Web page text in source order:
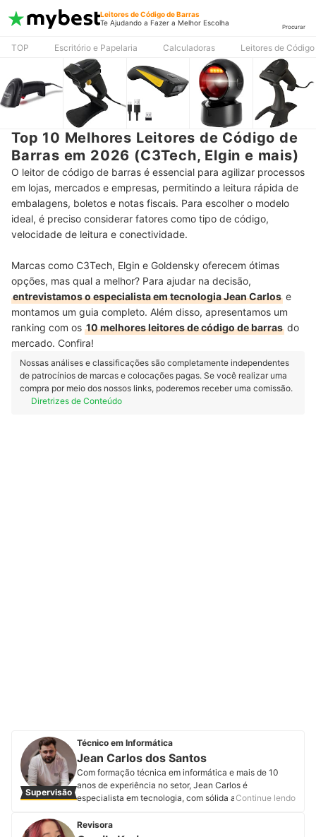
Leitores de Código de Barras
Te Ajudando a Fazer a Melhor Escolha
Procurar
TOP Escritório e Papelaria Calculadoras Leitores de
Top 10 Melhores Leitores de Código de
Barras em 2026 (C3Tech, Elgin e mais)
O leitor de código de barras é essencial para agilizar processos
em lojas, mercados e empresas, permitindo a leitura rápida de
embalagens, boletos e notas fiscais. Para escolher o modelo
ideal, é preciso considerar fatores como tipo de código,
velocidade de leitura e conectividade.
Marcas como C3Tech, Elgin e Goldensky oferecem ótimas
opções, mas qual a melhor? Para ajudar na decisão,
entrevistamos o especialista em tecnologia Jean Carlos e
montamos um guia completo. Além disso, apresentamos um
ranking com os 10 melhores leitores de código de barras do
mercado. Confira!
Nossas análises e classificações são completamente independentes
de patrocínios de marcas e colocações pagas. Se você realizar uma
compra por meio dos nossos links, poderemos receber uma comissão.
Diretrizes de Conteúdo
Supervisão
Técnico em Informática
Jean Carlos dos Santos
Com formação técnica em informática e mais de 10
anos de experiência no setor, Jean Carlos é
especialista em tecnologia, com sólida atuação em
especializado em oferecer soluções práticas e
Continue lendo
Revisora